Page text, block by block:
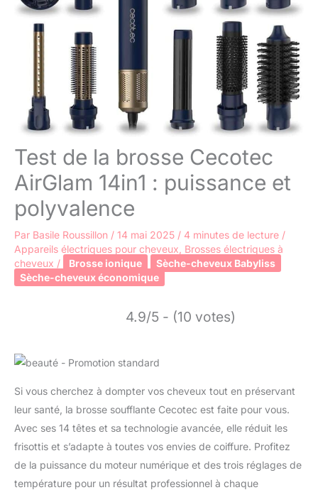
Test de la brosse Cecotec
AirGlam 14in1 : puissance et
polyvalence
Par Basile Roussillon / 14 mai 2025 / 4 minutes de lecture /
Appareils électriques pour cheveux Brosses électriques à
cheveux / Brosse ionique
Sèche-cheveux Babyliss
Sèche-cheveux économique
4.9/5 - (10 votes)
Si vous cherchez à dompter vos cheveux tout en préservant
leur santé, la brosse soufflante Cecotec est faite pour vous.
Avec ses 14 têtes et sa technologie avancée, elle réduit les
frisottis et s’adapte à toutes vos envies de coiffure. Profitez
de la puissance du moteur numérique et des trois réglages de
température pour un résultat professionnel à chaque